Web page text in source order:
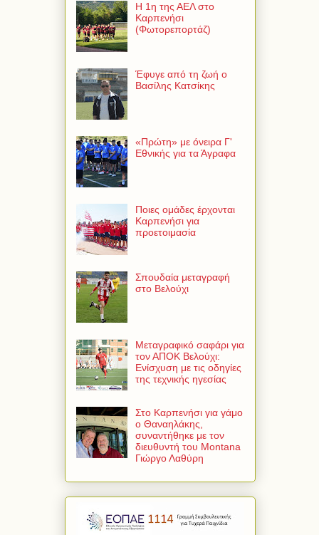
Η 1η της ΑΕΛ στο
Καρπενήσι
(Φωτορεπορτάζ)
Έφυγε από τη ζωή ο
Βασίλης Κατσίκης
«Πρώτη» με όνειρα Γ'
Εθνικής για τα Άγραφα
Ποιες ομάδες έρχονται
Καρπενήσι για
προετοιμασία
Σπουδαία μεταγραφή
στο Βελούχι
Μεταγραφικό σαφάρι για
τον ΑΠΟΚ Βελούχι:
Ενίσχυση με τις οδηγίες
της τεχνικής ηγεσίας
Στο Καρπενήσι για γάμο
ο Θαναηλάκης,
συναντήθηκε με τον
διευθυντή του Montana
Γιώργο Λαθύρη